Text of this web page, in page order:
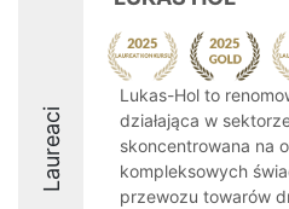
Laureaci
Lukas-Hol to
działająca w
skoncentrowana na
kompleksowych
przewozu towarów